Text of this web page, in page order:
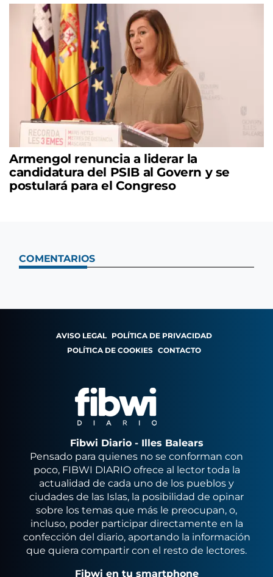
Armengol renuncia a liderar la
candidatura del PSIB al Govern y se
postulará para el Congreso
COMENTARIOS
AVISO LEGAL POLÍTICA DE PRIVACIDAD
POLÍTICA DE COOKIES CONTACTO
Fibwi Diario - Illes Balears
Pensado para quienes no se conforman con
poco, FIBWI DIARIO ofrece al lector toda la
actualidad de cada uno de los pueblos y
ciudades de las Islas, la posibilidad de opinar
sobre los temas que más le preocupan, o,
incluso, poder participar directamente en la
confección del diario, aportando la información
que quiera compartir con el resto de lectores.
Fibwi en tu smartphone